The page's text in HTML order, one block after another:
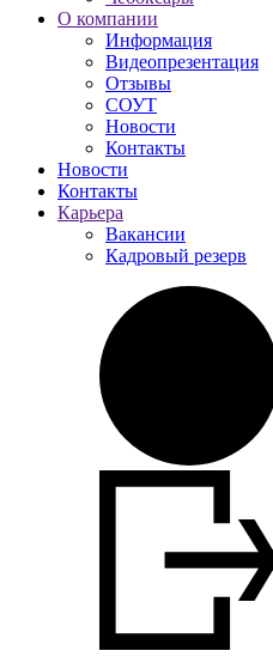
О компании
Информация
Видеопрезентация
Отзывы
СОУТ
Новости
Контакты
Новости
Контакты
Карьера
Вакансии
Кадровый резерв